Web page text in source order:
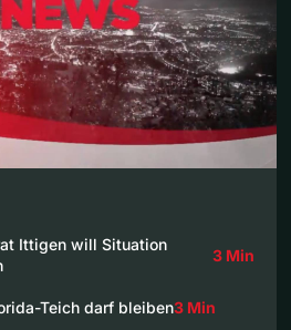
Ittigen will Situation
3 Min
Teich darf bleiben3 Min